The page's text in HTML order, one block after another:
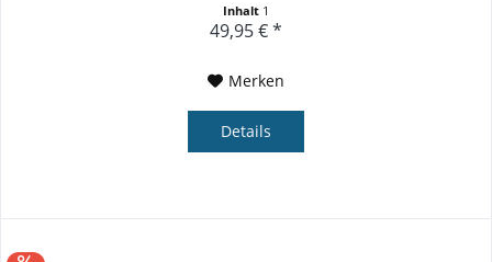
Inhalt 1
49,95 € *
Merken
Details